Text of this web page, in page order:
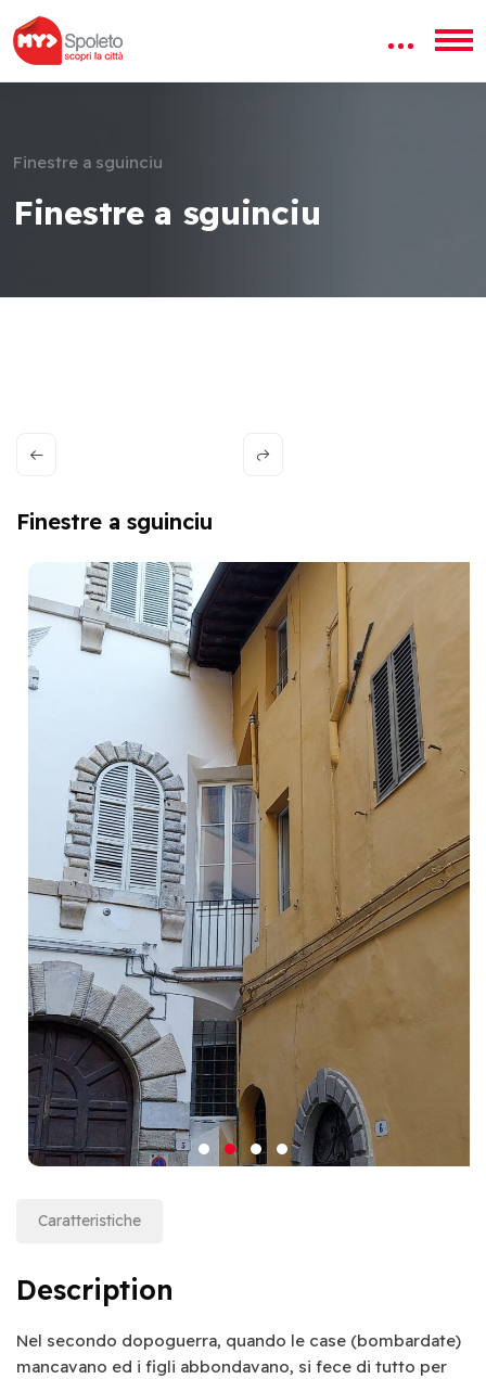
Finestre a sguinciu
Finestre a sguinciu
Finestre a sguinciu
Caratteristiche
Description
Nel secondo dopoguerra, quando le case (bombardate)
mancavano ed i figli abbondavano, si fece di tutto per